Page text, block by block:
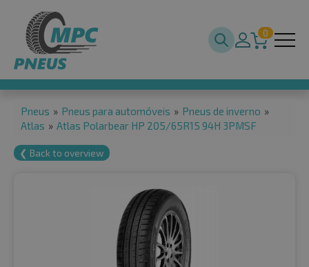
0
Pneus » Pneus para automóveis » Pneus de inverno »
Atlas » Atlas Polarbear HP 205/65R15 94H 3PMSF
❮ Back to overview